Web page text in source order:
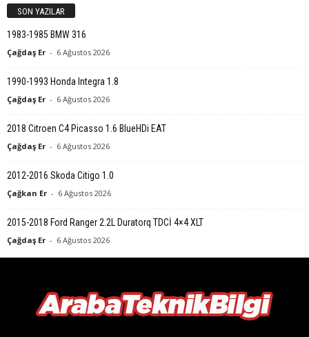
SON YAZILAR
1983-1985 BMW 316
Çağdaş Er - 6 Ağustos 2026
1990-1993 Honda Integra 1.8
Çağdaş Er - 6 Ağustos 2026
2018 Citroen C4 Picasso 1.6 BlueHDi EAT
Çağdaş Er - 6 Ağustos 2026
2012-2016 Skoda Citigo 1.0
Çağkan Er - 6 Ağustos 2026
2015-2018 Ford Ranger 2.2L Duratorq TDCİ 4×4 XLT
Çağdaş Er - 6 Ağustos 2026